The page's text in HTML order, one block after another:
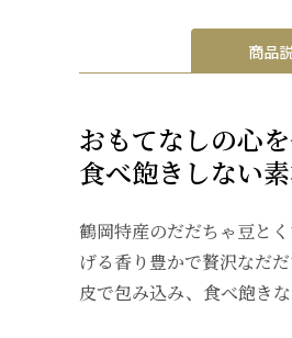
商品
おもてなしの心
食べ飽きしない
鶴岡特産のだだちゃ豆と
げる香り豊かで贅沢なだ
皮で包み込み、食べ飽き